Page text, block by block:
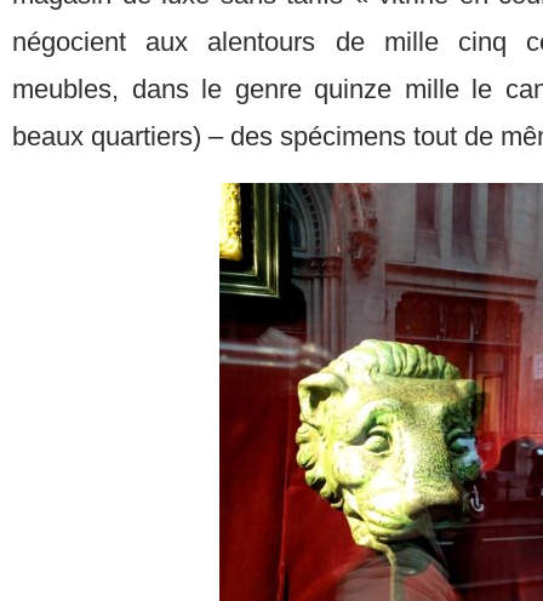
négocient aux alentours de mille cinq
meubles, dans le genre quinze mille le
beaux quartiers) – des spécimens tout de